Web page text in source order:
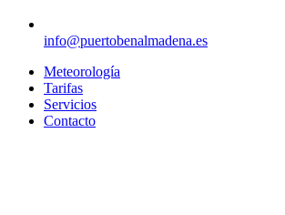
info@puertobenalmadena.es
Meteorología
Tarifas
Servicios
Contacto